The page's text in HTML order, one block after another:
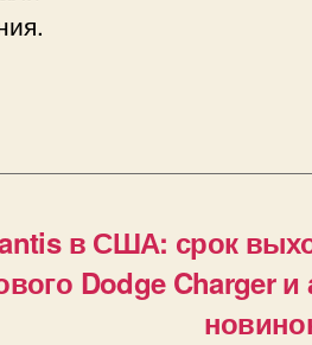
в США: срок
Dodge Charger и